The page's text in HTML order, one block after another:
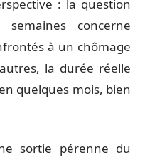
: la question
concerne
à un chômage
la durée réelle
quelques mois, bien
sortie pérenne du